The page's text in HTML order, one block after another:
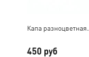
Капа разноцветная.
450 руб